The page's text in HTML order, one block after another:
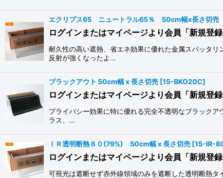
エクリプス65 ニュートラル65％ 50cm幅x長さ切売【
ログインまたはマイページより会員「新規登録
耐久性の高い遮熱、省エネ効果に優れた金属スパッタ
反射が強くなったよ…
ブラックアウト 50cm幅 x 長さ切売 [15-BKO20C]
ログインまたはマイページより会員「新規登録
プライバシー効果に特に優れる完全不透明なブラック
ラス、…
ＩＲ透明断熱８０(79%) 50cm幅 x 長さ切売 [15-IR-
ログインまたはマイページより会員「新規登録
可視光は遮断せず赤外線領域のみを遮断した